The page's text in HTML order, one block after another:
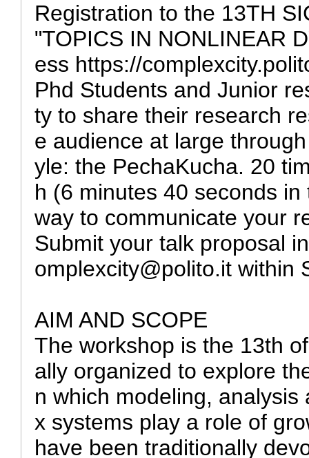
Registration to the 13TH
"TOPICS IN NONLINEAR
ess https://
Phd Students and Junior
ty to share their research
e audience at large
yle: the PechaKucha. 20
h (6 minutes 40 seconds
way to communicate your
Submit your talk proposal
omplexcity@polito.it within
AIM AND SCOPE
The workshop is the 13th
ally organized to explore
n which modeling,
x systems play a role of
have been traditionally